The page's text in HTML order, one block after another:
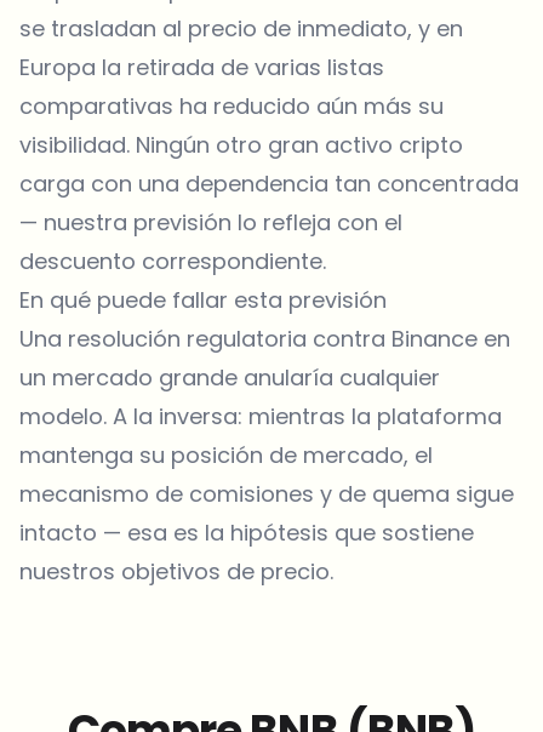
se trasladan al precio de inmediato, y en
Europa la retirada de varias listas
comparativas ha reducido aún más su
visibilidad. Ningún otro gran activo cripto
carga con una dependencia tan concentrada
— nuestra previsión lo refleja con el
descuento correspondiente.
En qué puede fallar esta previsión
Una resolución regulatoria contra Binance en
un mercado grande anularía cualquier
modelo. A la inversa: mientras la plataforma
mantenga su posición de mercado, el
mecanismo de comisiones y de quema sigue
intacto — esa es la hipótesis que sostiene
nuestros objetivos de precio.